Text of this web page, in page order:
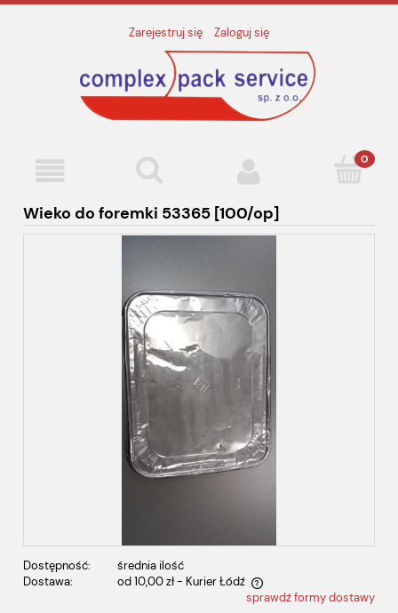
Zarejestruj się Zaloguj się
Wieko do foremki 53365 [100/op]
Dostępność:
średnia ilość
Dostawa:
od 10,00 zł - Kurier Łódź
Cena nie zawiera ewentualnych kosztów płatnościsprawdź formy dostawy